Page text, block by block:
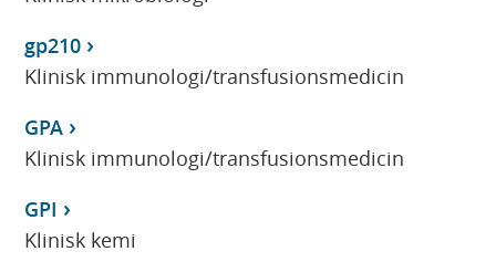
gp210
Klinisk immunologi/transfusionsmedicin
GPA
Klinisk immunologi/transfusionsmedicin
GPI
Klinisk kemi